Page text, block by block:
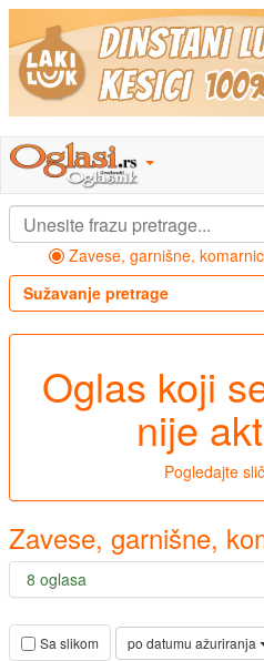
Zavese, garnišne,
Sužavanje pretrage
Oglas koji
nije
Pogledajte
Zavese, garnišne,
8 oglasa
Sa slikom po datumu ažuriranja